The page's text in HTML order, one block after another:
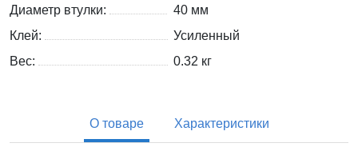
Диаметр втулки:
40 мм
Клей:
Усиленный
Вес:
0.32 кг
О товаре Характеристики